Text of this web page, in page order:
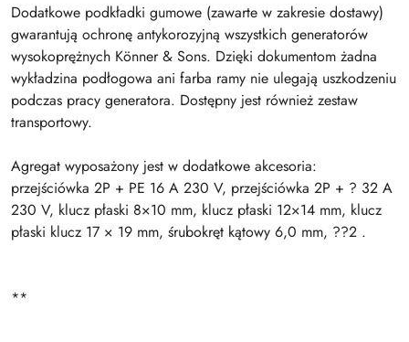
Dodatkowe podkładki gumowe (zawarte w zakresie dostawy)
gwarantują ochronę antykorozyjną wszystkich generatorów
wysokoprężnych Könner & Sons. Dzięki dokumentom żadna
wykładzina podłogowa ani farba ramy nie ulegają uszkodzeniu
podczas pracy generatora. Dostępny jest również zestaw
transportowy.
Agregat wyposażony jest w dodatkowe akcesoria:
przejściówka 2P + PE 16 A 230 V, przejściówka 2P + ? 32 A
230 V, klucz płaski 8×10 mm, klucz płaski 12×14 mm, klucz
płaski klucz 17 × 19 mm, śrubokręt kątowy 6,0 mm, ??2 .
**